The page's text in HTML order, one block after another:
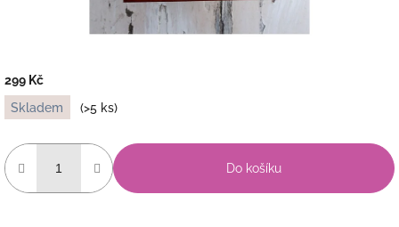
299 Kč
Měrná
cena:
Skladem (>5 ks)
Do košíku